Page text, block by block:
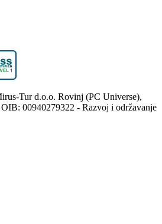
Tur d.o.o. Rovinj (PC Universe),
00940279322 - Razvoj i održavanje